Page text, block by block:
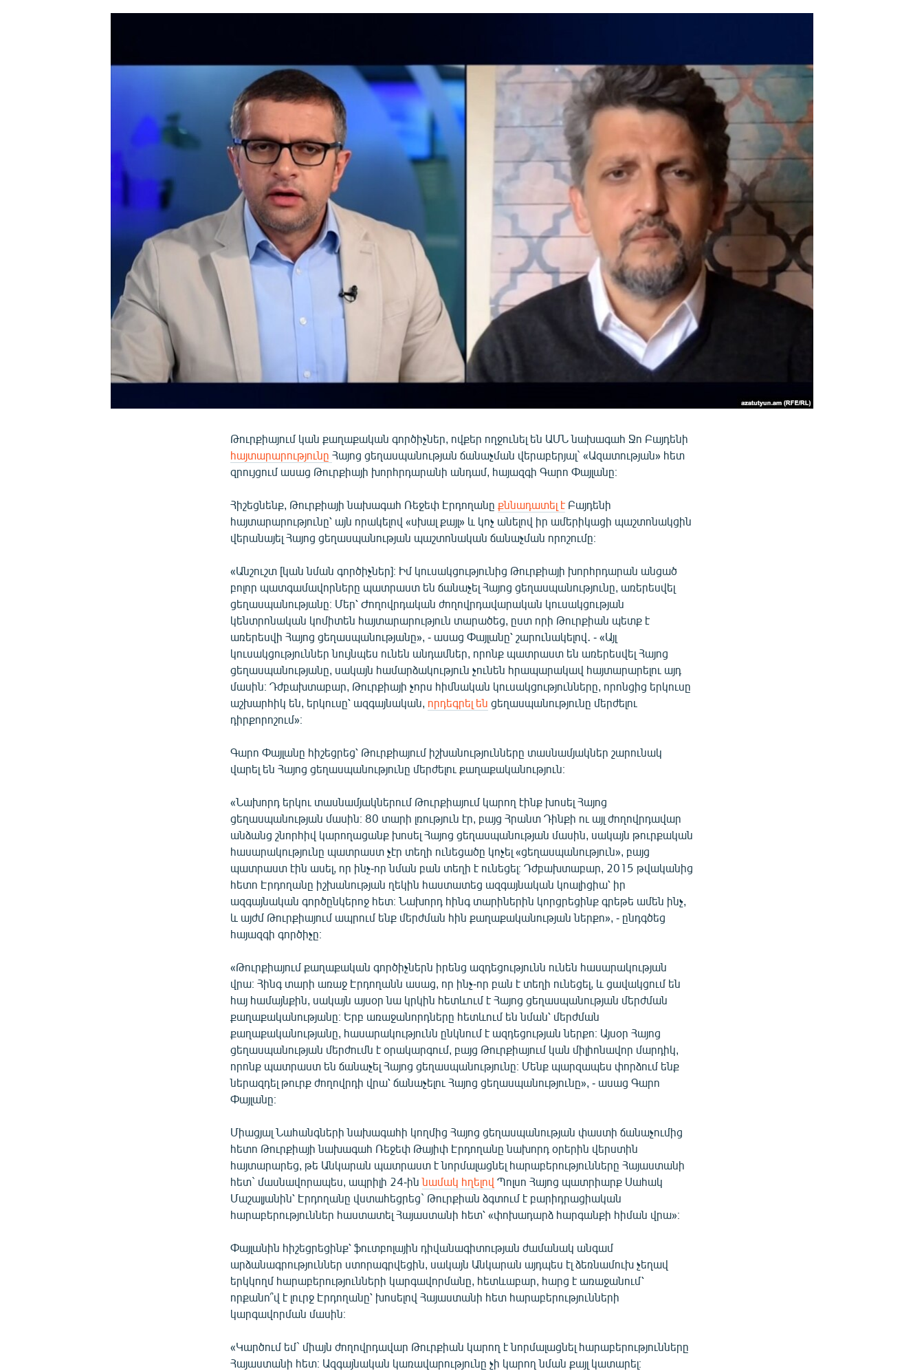
Թուրքիայում կան քաղաքական գործիչներ, ովքեր ողջունել են ԱՄՆ նախագահ Ջո Բայդենի
հայտարարությունըՀայոց ցեղասպանության ճանաչման վերաբերյալ` «Ազատության» հետ
զրույցում ասաց Թուրքիայի խորհրդարանի անդամ, հայազգի Գարո Փայլանը։
Հիշեցնենք, Թուրքիայի նախագահ Ռեջեփ Էրդողանը քննադատել էԲայդենի
հայտարարությունը՝ այն որակելով «սխալ քայլ» և կոչ անելով իր ամերիկացի պաշտոնակցին
վերանայել Հայոց ցեղասպանության պաշտոնական ճանաչման որոշումը։
«Անշուշտ [կան նման գործիչներ]։ Իմ կուսակցությունից Թուրքիայի խորհրդարան անցած
բոլոր պատգամավորները պատրաստ են ճանաչել Հայոց ցեղասպանությունը, առերեսվել
ցեղասպանությանը։ Մեր՝ Ժողովրդական ժողովրդավարական կուսակցության
կենտրոնական կոմիտեն հայտարարություն տարածեց, ըստ որի Թուրքիան պետք է
առերեսվի Հայոց ցեղասպանությանը», - ասաց Փայլանը՝ շարունակելով․ - «Այլ
կուսակցություններ նույնպես ունեն անդամներ, որոնք պատրաստ են առերեսվել Հայոց
ցեղասպանությանը, սակայն համարձակություն չունեն հրապարակավ հայտարարելու այդ
մասին։ Դժբախտաբար, Թուրքիայի չորս հիմնական կուսակցությունները, որոնցից երկուսը
աշխարհիկ են, երկուսը՝ ազգայնական, որդեգրել են ցեղասպանությունը մերժելու
դիրքորոշում»։
Գարո Փայլանը հիշեցրեց՝ Թուրքիայում իշխանությունները տասնամյակներ շարունակ
վարել են Հայոց ցեղասպանությունը մերժելու քաղաքականություն։
«Նախորդ երկու տասնամյակներում Թուրքիայում կարող էինք խոսել Հայոց
ցեղասպանության մասին։ 80 տարի լռություն էր, բայց Հրանտ Դինքի ու այլ ժողովրդավար
անձանց շնորհիվ կարողացանք խոսել Հայոց ցեղասպանության մասին, սակայն թուրքական
հասարակությունը պատրաստ չէր տեղի ունեցածը կոչել «ցեղասպանություն», բայց
պատրաստ էին ասել, որ ինչ-որ նման բան տեղի է ունեցել։ Դժբախտաբար, 2015 թվականից
հետո Էրդողանը իշխանության ղեկին հաստատեց ազգայնական կոալիցիա՝ իր
ազգայնական գործընկերոջ հետ։ Նախորդ հինգ տարիներին կորցրեցինք գրեթե ամեն ինչ,
և այժմ Թուրքիայում ապրում ենք մերժման հին քաղաքականության ներքո», - ընդգծեց
հայազգի գործիչը։
«Թուրքիայում քաղաքական գործիչներն իրենց ազդեցությունն ունեն հասարակության
վրա։ Հինգ տարի առաջ Էրդողանն ասաց, որ ինչ-որ բան է տեղի ունեցել, և ցավակցում են
հայ համայնքին, սակայն այսօր նա կրկին հետևում է Հայոց ցեղասպանության մերժման
քաղաքականությանը։ Երբ առաջանորդները հետևում են նման՝ մերժման
քաղաքականությանը, հասարակությունն ընկնում է ազդեցության ներքո։ Այսօր Հայոց
ցեղասպանության մերժումն է օրակարգում, բայց Թուրքիայում կան միլիոնավոր մարդիկ,
որոնք պատրաստ են ճանաչել Հայոց ցեղասպանությունը։ Մենք պարզապես փորձում ենք
ներազդել թուրք ժողովրդի վրա՝ ճանաչելու Հայոց ցեղասպանությունը», - ասաց Գարո
Փայլանը։
Միացյալ Նահանգների նախագահի կողմից Հայոց ցեղասպանության փաստի ճանաչումից
հետո Թուրքիայի նախագահ Ռեջեփ Թայիփ Էրդողանը նախորդ օրերին վերստին
հայտարարեց, թե Անկարան պատրաստ է նորմալացնել հարաբերությունները Հայաստանի
հետ` մասնավորապես, ապրիլի 24-իննամակ հղելով Պոլսո Հայոց պատրիարք Սահակ
Մաշալյանին՝ Էրդողանը վստահեցրեց` Թուրքիան ձգտում է բարիդրացիական
հարաբերություններ հաստատել Հայաստանի հետ՝ «փոխադարձ հարգանքի հիման վրա»։
Փայլանին հիշեցրեցինք՝ ֆուտբոլային դիվանագիտության ժամանակ անգամ
արձանագրություններ ստորագրվեցին, սակայն Անկարան այդպես էլ ձեռնամուխ չեղավ
երկկողմ հարաբերությունների կարգավորմանը, հետևաբար, հարց է առաջանում՝
որքանո՞վ է լուրջ Էրդողանը՝ խոսելով Հայաստանի հետ հարաբերությունների
կարգավորման մասին։
«Կարծում եմ` միայն ժողովրդավար Թուրքիան կարող է նորմալացնել հարաբերությունները
Հայաստանի հետ։ Ազգայնական կառավարությունը չի կարող նման քայլ կատարել։